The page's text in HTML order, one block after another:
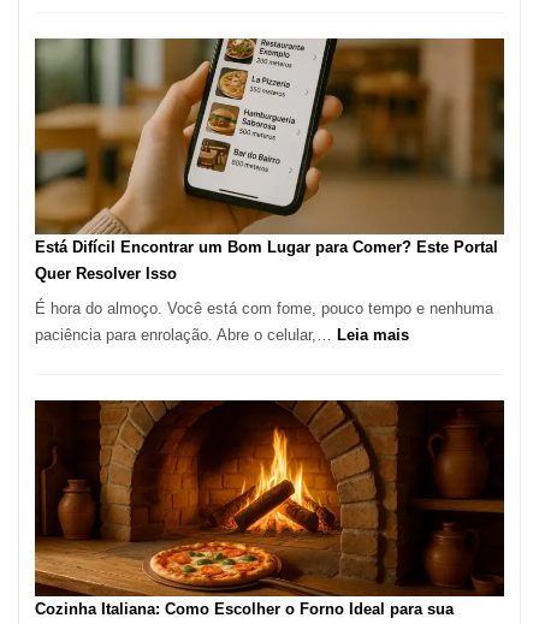
como
reservar
Paulo
Está Difícil Encontrar um Bom Lugar para Comer? Este Portal
Quer Resolver Isso
É hora do almoço. Você está com fome, pouco tempo e nenhuma
paciência para enrolação. Abre o celular,… Leia mais:
Encontrar
um
Lugar
Comer?
Este
Portal
Cozinha Italiana: Como Escolher o Forno Ideal para sua